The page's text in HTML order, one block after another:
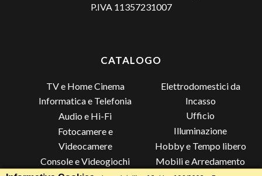
P.IVA 11357231007
CATALOGO
TV e Home Cinema
Informatica e Telefonia
Audio e Hi-Fi
Fotocamere e
Videocamere
Console e Videogiochi
Elettrodomestici da
Incasso
Ufficio
Illuminazione
Hobby e Tempo libero
Mobili e Arredamento